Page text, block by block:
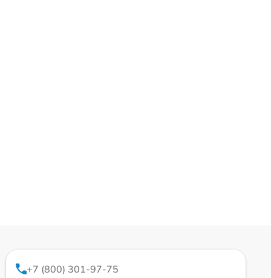
+7 (800) 301-97-75